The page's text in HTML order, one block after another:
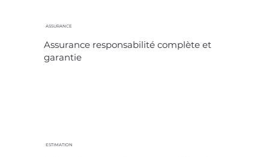
ASSURANCE
Assurance responsabilité complète et
garantie
ESTIMATION